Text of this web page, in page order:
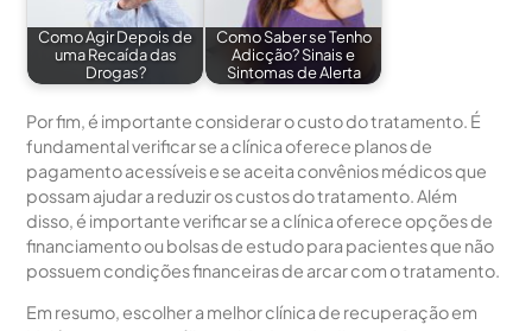
Como Agir Depois de
uma Recaída das
Drogas?
Como Saber se Tenho
Adicção? Sinais e
Sintomas de Alerta
Por fim, é importante considerar o custo do tratamento. É
fundamental verificar se a clínica oferece planos de
pagamento acessíveis e se aceita convênios médicos que
possam ajudar a reduzir os custos do tratamento. Além
disso, é importante verificar se a clínica oferece opções de
financiamento ou bolsas de estudo para pacientes que não
possuem condições financeiras de arcar com o tratamento.
Em resumo, escolher a melhor clínica de recuperação em